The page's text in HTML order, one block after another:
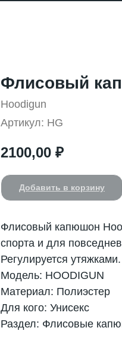
Флисовый
Hoodigun
Артикул: HG
2100,00 ₽
Добавить в корзину
Флисовый капюшон
спорта и для
Регулируется утяжками.
Модель: HOODIGUN
Материал: Полиэстер
Для кого: Унисекс
Раздел: Флисовые